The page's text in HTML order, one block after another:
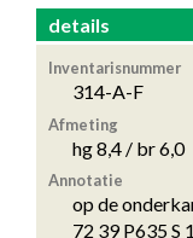
details
Inventarisnummer
314-A-F
Afmeting
hg 8,4 / br 6,0
Annotatie
op de
72 39 P635 S